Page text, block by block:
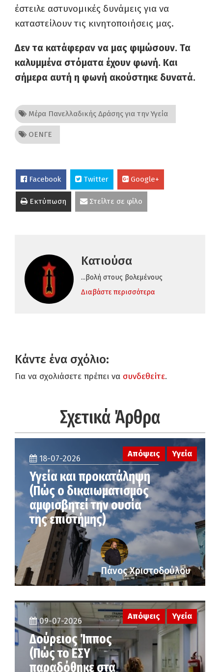
έστειλε αστυνομικές δυνάμεις για να
καταστείλουν τις κινητοποιήσεις μας.
Δεν τα κατάφεραν να μας φιμώσουν. Τα
καλυμμένα στόματα έχουν φωνή. Και
σήμερα αυτή η φωνή ακούστηκε δυνατά.
Μέρα Πανελλαδικής Δράσης για την Υγεία
ΟΕΝΓΕ
Facebook Twitter Google+
Εκτύπωση Στείλτε σε φίλο
Κατιούσα
...βολή στους βολεμένους
Διαβάστε περισσότερα
Κάντε ένα σχόλιο:
Για να σχολιάσετε πρέπει να συνδεθείτε.
Σχετικά Άρθρα
Απόψεις Υγεία
18-07-2026
Υγεία και προκατάληψη
(Πώς ο δικαιωματισμός
αμφισβητεί την ουσία
της επιστήμης)
Πάνος Χριστοδούλου
09-07-2026
Δούρειος Ίππος
(Πώς το ΕΣΥ
παραδόθηκε στα
Απόψεις Υγεία